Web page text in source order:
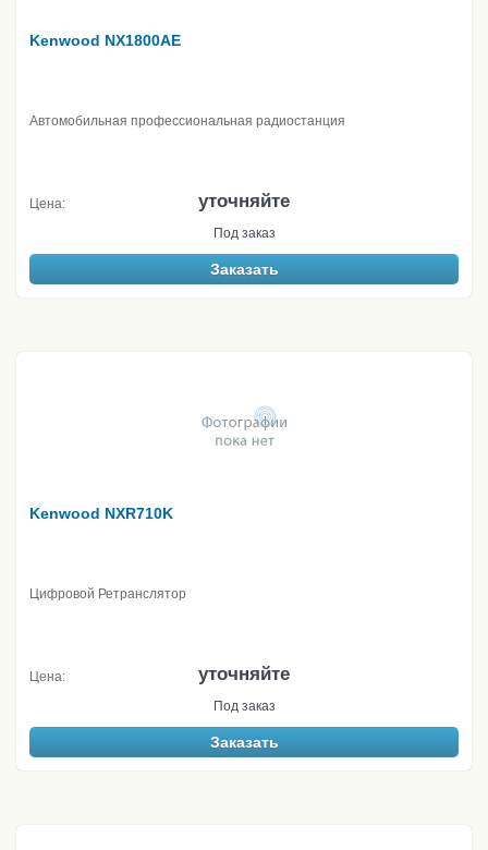
Kenwood NX1800AE
Автомобильная профессиональная радиостанция
Цена: уточняйте
Под заказ
Заказать
Kenwood NXR710K
Цифровой Ретранслятор
Цена: уточняйте
Под заказ
Заказать